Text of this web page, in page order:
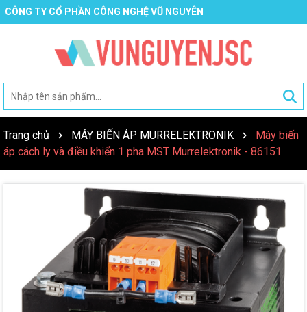
CÔNG TY CỔ PHẦN CÔNG NGHỆ VŨ NGUYÊN
Trang chủ MÁY BIẾN ÁP MURRELEKTRONIK
Máy biến
áp cách ly và điều khiển 1 pha MST Murrelektronik - 86151